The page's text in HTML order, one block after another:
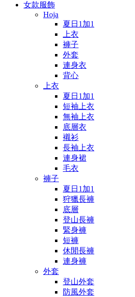
女款服飾
Hoja
夏日1加1
上衣
褲子
外套
連身衣
背心
上衣
夏日1加1
短袖上衣
無袖上衣
底層衣
襯衫
長袖上衣
連身裙
毛衣
褲子
夏日1加1
狩獵長褲
底層
登山長褲
緊身褲
短褲
休閒長褲
連身褲
外套
登山外套
防風外套